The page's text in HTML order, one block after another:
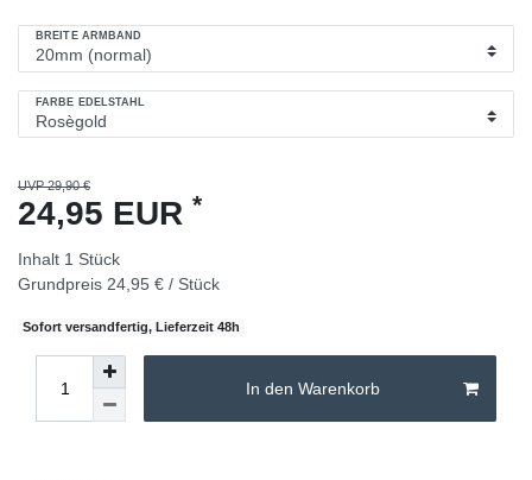
BREITE ARMBAND
FARBE EDELSTAHL
UVP 29,90 €
24,95 EUR *
Inhalt 1 Stück
Grundpreis 24,95 € / Stück
Sofort versandfertig, Lieferzeit 48h
In den Warenkorb